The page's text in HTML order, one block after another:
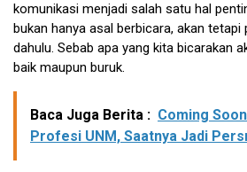
komunikasi menjadi salah satu hal
bukan hanya asal berbicara, akan tetapi
dahulu. Sebab apa yang kita bicarakan
baik maupun buruk.
Baca Juga Berita : Coming
Profesi UNM, Saatnya Jadi